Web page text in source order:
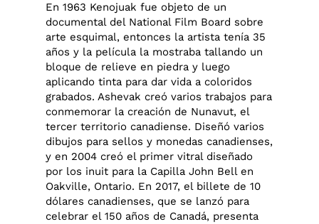
En 1963 Kenojuak fue objeto de un
documental del National Film Board sobre
arte esquimal, entonces la artista tenía 35
años y la película la mostraba tallando un
bloque de relieve en piedra y luego
aplicando tinta para dar vida a coloridos
grabados. Ashevak creó varios trabajos para
conmemorar la creación de Nunavut, el
tercer territorio canadiense. Diseñó varios
dibujos para sellos y monedas canadienses,
y en 2004 creó el primer vitral diseñado
por los inuit para la Capilla John Bell en
Oakville, Ontario. En 2017, el billete de 10
dólares canadienses, que se lanzó para
celebrar el 150 años de Canadá, presenta